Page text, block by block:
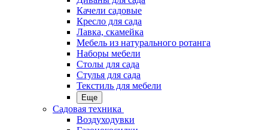
Качели садовые
Кресло для сада
Лавка, скамейка
Мебель из натурального ротанга
Наборы мебели
Столы для сада
Стулья для сада
Текстиль для мебели
Еще
Садовая техника
Воздуходувки